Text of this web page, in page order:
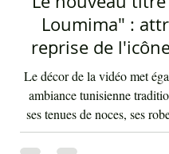
Le nouveau titre
Loumima" :
reprise de
Rabah
Le décor de la vidéo met
ambiance tunisienne
Mohamed Ali
2 days ago
2